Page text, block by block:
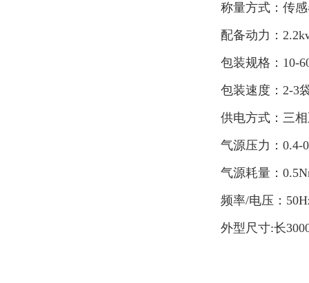
称量方式：传
配备动力：
包装规格：10-
包装速度：2-3
供电方式：三
气源压力：0.4-
气源耗量：
频率/电压：
外型尺寸:长